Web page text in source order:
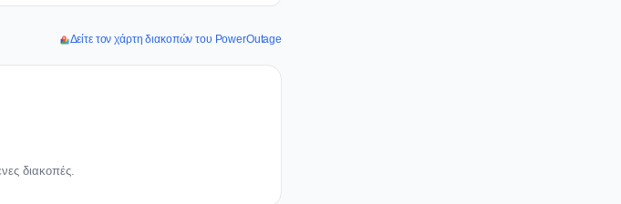
Δείτε τον χάρτη διακοπών του PowerOutage
διακοπές.